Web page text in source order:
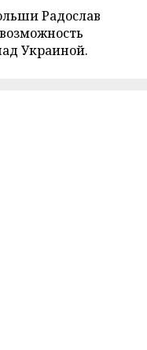
Радослав
Украиной.